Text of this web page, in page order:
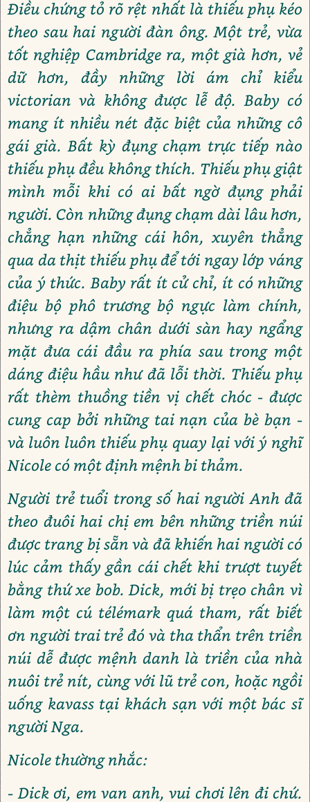
Điều chứng tỏ rõ rệt nhất là thiếu phụ kéo
theo sau hai người đàn ông. Một trẻ, vừa
tốt nghiệp Cambridge ra, một già hơn, vẻ
dữ hơn, đầy những lời ám chỉ kiểu
victorian và không được lễ độ. Baby có
mang ít nhiều nét đặc biệt của những cô
gái già. Bất kỳ đụng chạm trực tiếp nào
thiếu phụ đều không thích. Thiếu phụ giật
mình mỗi khi có ai bất ngờ đụng phải
người. Còn những đụng chạm dài lâu hơn,
chẳng hạn những cái hôn, xuyên thẳng
qua da thịt thiếu phụ để tới ngay lớp váng
của ý thức. Baby rất ít cử chỉ, ít có những
điệu bộ phô trương bộ ngực làm chính,
nhưng ra dậm chân dưới sàn hay ngẩng
mặt đưa cái đầu ra phía sau trong một
dáng điệu hầu như đã lỗi thời. Thiếu phụ
rất thèm thuồng tiền vị chết chóc - được
cung cap bởi những tai nạn của bè bạn -
và luôn luôn thiếu phụ quay lại với ý nghĩ
Nicole có một định mệnh bi thảm.
Người trẻ tuổi trong số hai người Anh đã
theo đuôi hai chị em bên những triền núi
được trang bị sẵn và đã khiến hai người có
lúc cảm thấy gần cái chết khi trượt tuyết
bằng thứ xe bob. Dick, mới bị trẹo chân vì
làm một cú télémark quá tham, rất biết
ơn người trai trẻ đó và tha thẩn trên triền
núi dễ được mệnh danh là triền của nhà
nuôi trẻ nít, cùng với lũ trẻ con, hoặc ngồi
uống kavass tại khách sạn với một bác sĩ
người Nga.
Nicole thường nhắc:
- Dick ơi, em van anh, vui chơi lên đi chứ.